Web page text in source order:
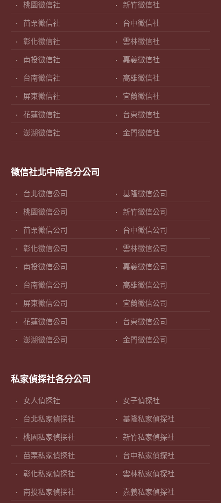
桃園徵信社 新竹徵信社
苗栗徵信社 台中徵信社
彰化徵信社 雲林徵信社
南投徵信社 嘉義徵信社
台南徵信社 高雄徵信社
屏東徵信社 宜蘭徵信社
花蓮徵信社 台東徵信社
澎湖徵信社 金門徵信社
徵信社北中南各分公司
台北徵信公司 基隆徵信公司
桃園徵信公司 新竹徵信公司
苗栗徵信公司 台中徵信公司
彰化徵信公司 雲林徵信公司
南投徵信公司 嘉義徵信公司
台南徵信公司 高雄徵信公司
屏東徵信公司 宜蘭徵信公司
花蓮徵信公司 台東徵信公司
澎湖徵信公司 金門徵信公司
私家偵探社各分公司
女人偵探社 女子偵探社
台北私家偵探社 基隆私家偵探社
桃園私家偵探社 新竹私家偵探社
苗栗私家偵探社 台中私家偵探社
彰化私家偵探社 雲林私家偵探社
南投私家偵探社 嘉義私家偵探社